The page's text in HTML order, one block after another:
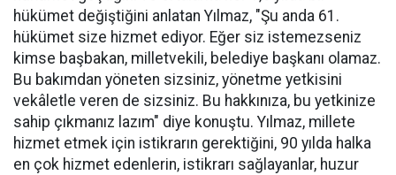
hükümet değiştiğini anlatan Yılmaz, "Şu anda 61.
hükümet size hizmet ediyor. Eğer siz istemezseniz
kimse başbakan, milletvekili, belediye başkanı olamaz.
Bu bakımdan yöneten sizsiniz, yönetme yetkisini
vekâletle veren de sizsiniz. Bu hakkınıza, bu yetkinize
sahip çıkmanız lazım" diye konuştu. Yılmaz, millete
hizmet etmek için istikrarın gerektiğini, 90 yılda halka
en çok hizmet edenlerin, istikrarı sağlayanlar, huzur